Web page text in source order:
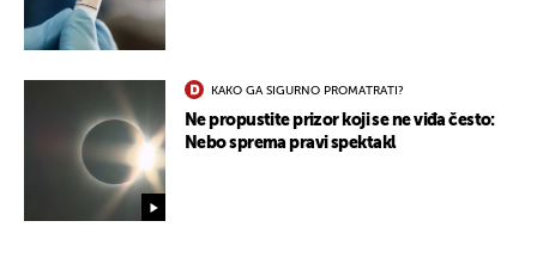
KAKO GA SIGURNO PROMATRATI?
Ne propustite prizor koji se ne viđa često:
Nebo sprema pravi spektakl